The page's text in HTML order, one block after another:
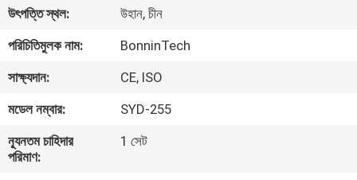
ভিডিও
আমাদের
সম্পর্কে
by
ECER
উৎপত্তি স্থল:
উহান, চীন
পরিচিতিমুলক নাম:
BonninTech
সাক্ষ্যদান:
CE, ISO
মডেল নম্বার:
SYD-255
ন্যূনতম চাহিদার
পরিমাণ:
1 সেট